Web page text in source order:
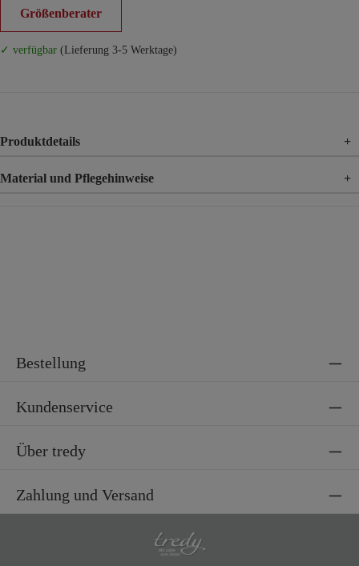
Größenberater
✓ verfügbar (Lieferung 3-5 Werktage)
Produktdetails +
Material und Pflegehinweise +
Bestellung
Kundenservice
Über tredy
Zahlung und Versand